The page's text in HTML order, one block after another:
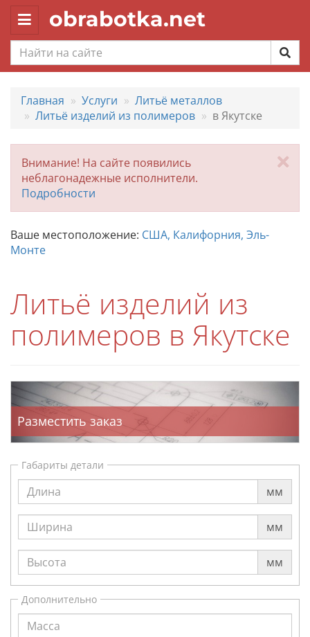
Toggle
navigation
obrabotka.net
Главная Услуги
Литьё металлов
Литьё изделий из полимеров
в Якутске
Внимание! На сайте появились
неблагонадежные исполнители.
Подробности
Ваше местоположение: США, Калифорния, Эль-
Монте
Литьё изделий из
полимеров в Якутске
Разместить заказ
Габариты детали
мм
мм
мм
Дополнительно